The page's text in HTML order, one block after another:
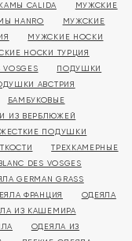
CALIDA
МУЖСКИЕ
HANRO
МУЖСКИЕ
МУЖСКИЕ НОСКИ
НОСКИ ТУРЦИЯ
ПОДУШКИ
АВСТРИЯ
БАМБУКОВЫЕ
ИЗ ВЕРБЛЮЖЕЙ
ЖЕСТКИЕ ПОДУШКИ
ТРЕХКАМЕРНЫЕ
DES VOSGES
GERMAN GRASS
ФРАНЦИЯ
ОДЕЯЛА
ИЗ КАШЕМИРА
ОДЕЯЛА ИЗ